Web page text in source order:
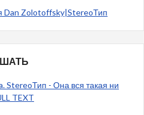
Dan Zolotoffsky|StereoТип
StereoТип - Она вся такая ни
TEXT